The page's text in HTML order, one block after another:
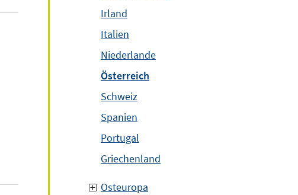
Irland
Italien
Niederlande
Österreich
Schweiz
Spanien
Portugal
Griechenland
Osteuropa